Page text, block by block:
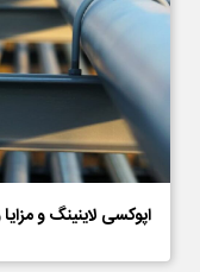
اپوکسی لاینینگ و